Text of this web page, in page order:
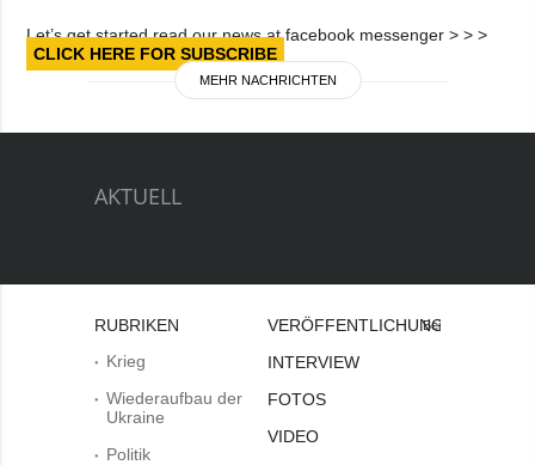
Let’s get started read our news at facebook messenger > > >
CLICK HERE FOR SUBSCRIBE
MEHR NACHRICHTEN
AKTUELL
RUBRIKEN
Krieg
Wiederaufbau der
Ukraine
Politik
VERÖFFENTLICHUNGEN
INTERVIEW
FOTOS
VIDEO
Bei